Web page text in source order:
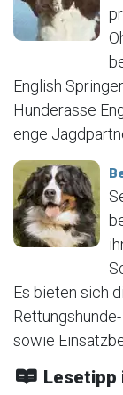
English
Hunderasse
enge
Es bieten sich
sowie
Lesetipp